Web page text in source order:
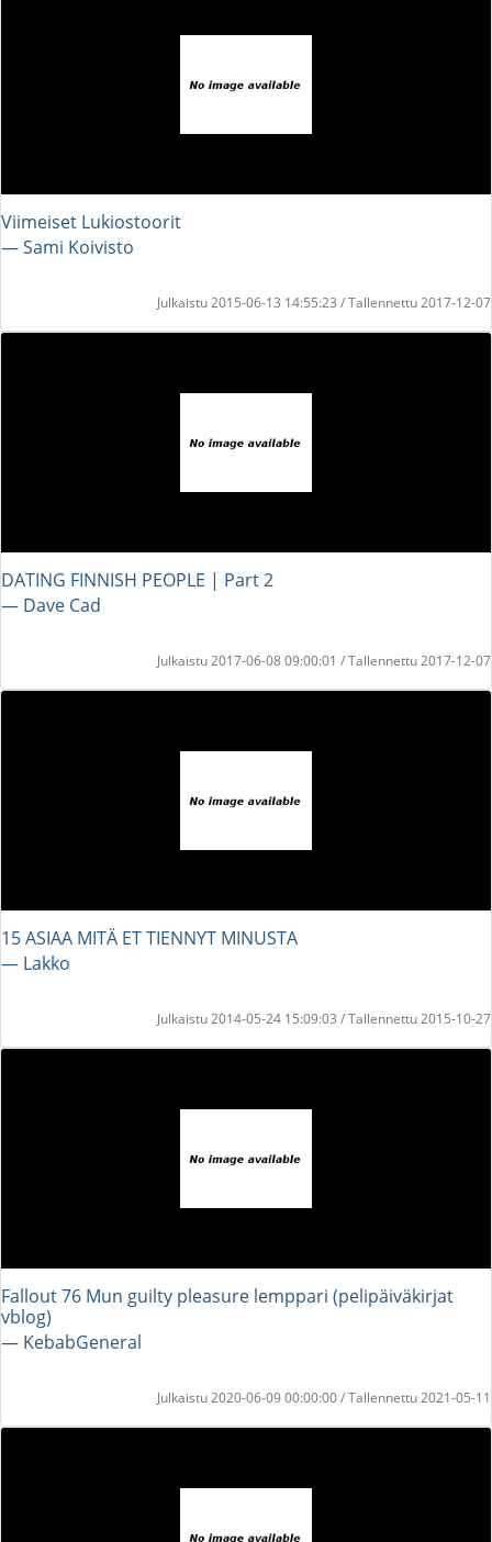
Viimeiset Lukiostoorit
― Sami Koivisto
Julkaistu 2015-06-13 14:55:23 / Tallennettu 2017-12-07
DATING FINNISH PEOPLE | Part 2
― Dave Cad
Julkaistu 2017-06-08 09:00:01 / Tallennettu 2017-12-07
15 ASIAA MITÄ ET TIENNYT MINUSTA
― Lakko
Julkaistu 2014-05-24 15:09:03 / Tallennettu 2015-10-27
Fallout 76 Mun guilty pleasure lemppari (pelipäiväkirjat
vblog)
― KebabGeneral
Julkaistu 2020-06-09 00:00:00 / Tallennettu 2021-05-11